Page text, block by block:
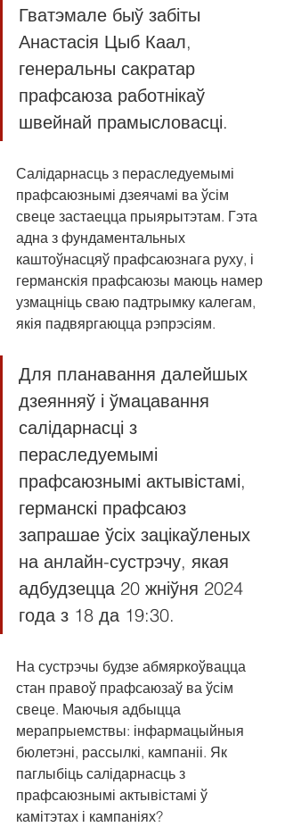
Гватэмале быў забіты
Анастасія Цыб Каал,
генеральны сакратар
прафсаюза работнікаў
швейнай прамысловасці.
Салідарнасць з пераследуемымі
прафсаюзнымі дзеячамі ва ўсім
свеце застаецца прыярытэтам. Гэта
адна з фундаментальных
каштоўнасцяў прафсаюзнага руху, і
германскія прафсаюзы маюць намер
узмацніць сваю падтрымку калегам,
якія падвяргаюцца рэпрэсіям.
Для планавання далейшых
дзеянняў і ўмацавання
салідарнасці з
пераследуемымі
прафсаюзнымі актывістамі,
германскі прафсаюз
запрашае ўсіх зацікаўленых
на анлайн-сустрэчу, якая
адбудзецца 20 жніўня 2024
года з 18 да 19:30.
На сустрэчы будзе абмяркоўвацца
стан правоў прафсаюзаў ва ўсім
свеце. Маючыя адбыцца
мерапрыемствы: інфармацыйныя
бюлетэні, рассылкі, кампаніі. Як
паглыбіць салідарнасць з
прафсаюзнымі актывістамі ў
камітэтах і кампаніях?